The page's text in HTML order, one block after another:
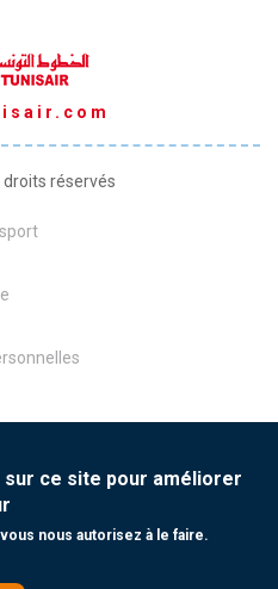
droits réservés
ce site pour améliorer
nous autorisez à le faire.